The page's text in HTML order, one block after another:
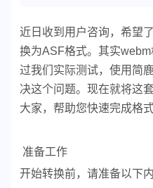
近日收到用户咨询，希望
换为ASF格式。其实
过我们实际测试，使用简
决这个问题。现在就将这
大家，帮助您快速完成格式
准备工作
开始转换前，请准备以下内